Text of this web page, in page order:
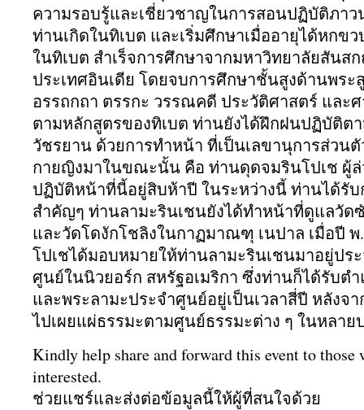
ความรอบรู้และเชี่ยวชาญในการสอนปฏิบัติภาว
ท่านเกิดในทิเบต และเริ่มศึกษาเมื่ออายุได้หกขว
ในทิเบต สำเร็จการศึกษาจากมหาวิทยาลัยสันส
ประเทศอินเดีย โดยจบการศึกษาชั้นสูงด้านพระ
อรรถกถา ตรรกะ วรรณคดี ประวัติศาสตร์ และ
ตามหลักสูตรของทิเบต ท่านยังได้ฝึกฝนปฏิบัติต
วัชรยาน ด้วยการทำหน้า ที่เป็นเลขานุการส่วน
กายญิงมาในขณะนั้น คือ ท่านดุดจมรินโปเช ผู้ล่
ปฏิบัติหน้าที่นี้อยู่สิบห้าปี ในระหว่างนี้ ท่านได้รั
สำคัญๆ ท่านลามะรินเชนยังได้ทำหน้าที่ดูแลวัด
และวัดโดงักโชลิงในกาฏมาณฑุ เนปาล เมื่อปี
โปเชได้มอบหมายให้ท่านลามะรินเชนมาอยู่ปร
ศูนย์ในนิวยอร์ก สหรัฐอเมริกา ซึ่งท่านก็ได้รับต
และพระลามะประจำศูนย์อยู่เป็นเวลาสี่ปี หลังจ
ไปเผยแผ่ธรรมะตามศูนย์ธรรมะต่าง ๆ ในหลาย
Kindly help share and forward this event to those
interested.
ช่วยแชร์และส่งต่อข้อมูลนี้ให้ผู้ที่สนใจด้วย